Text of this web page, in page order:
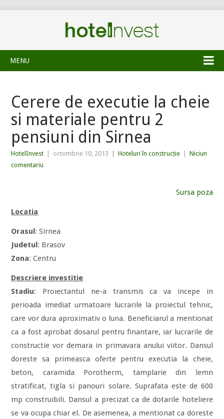
MENU
Cerere de executie la cheie
si materiale pentru 2
pensiuni din Sirnea
HotelInvest octombrie 10, 2013 Hoteluri în construcție
Niciun
comentariu
Sursa poza
Locatia
Orasul: Sirnea
Judetul: Brasov
Zona: Centru
Descriere investitie
Stadiu: Proiectantul ne-a transmis ca va incepe in
perioada imediat urmatoare lucrarile la proiectul tehnic,
care vor dura aproximativ o luna. Beneficiarul a mentionat
ca a fost aprobat dosarul pentru finantare, iar lucrarile de
constructie vor demara in primavara anului viitor. Dansul
doreste sa primeasca oferte pentru executia la cheie,
beton, caramida Porotherm, tamplarie din lemn
stratificat, tigla si panouri solare. Suprafata este de 600
mp construibili. Dansul a precizat ca de dotarile hoteliere
se va ocupa chiar el. De asemenea, a mentionat ca doreste